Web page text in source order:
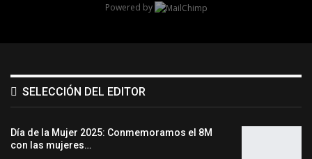
Powered by
SELECCIÓN DEL EDITOR
Día de la Mujer 2025: Conmemoramos el 8M
con las mujeres…